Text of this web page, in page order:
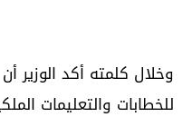
وخلال كلمته أكد الوزير
للخطابات والتعليمات